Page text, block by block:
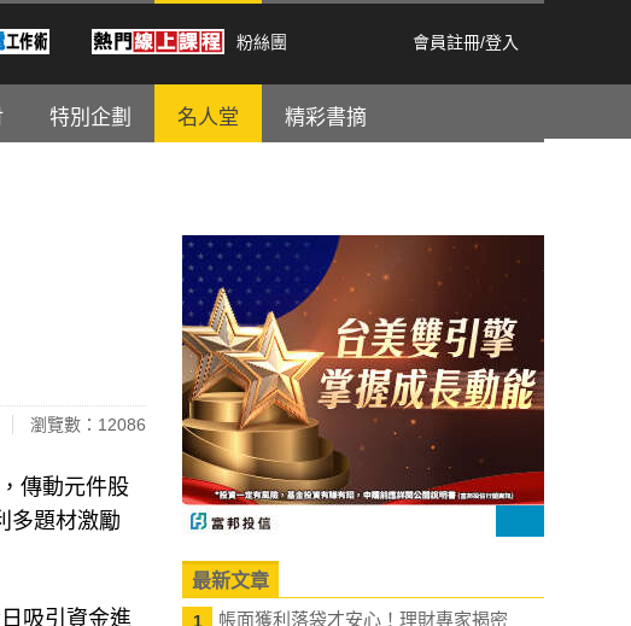
粉絲團 會員註冊/登入
特別企劃 名人堂 精彩書摘
瀏覽數：12086
傳動元件股
多題材激勵
吸引資金進
最新文章
1
帳面獲利落袋才安心！理財專家揭密